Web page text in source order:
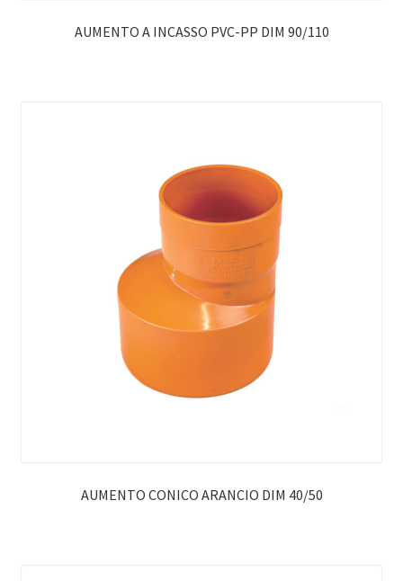
AUMENTO A INCASSO PVC-PP DIM 90/110
AUMENTO CONICO ARANCIO DIM 40/50